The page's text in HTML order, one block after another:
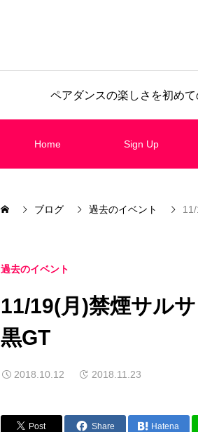
ペアダンスの楽しさを初め
Home Sign Up
ブログ 過去のイベント
過去のイベント
11/19(月)禁煙サル
黒GT
2018.10.12 2018.11.23
Post Share Hatena